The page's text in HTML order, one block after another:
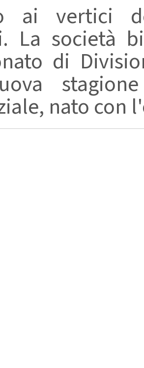
ai vertici
La società
di
nato con